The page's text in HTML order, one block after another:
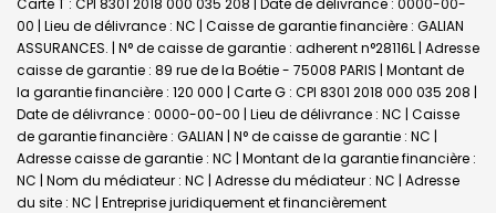
00 | Lieu de délivrance : NC | Caisse de garantie financière : GALIAN
ASSURANCES. | N° de caisse de garantie : adherent n°28116L | Adresse
caisse de garantie : 89 rue de la Boétie - 75008 PARIS | Montant de
la garantie financière : 120 000 | Carte G : CPI 8301 2018 000 035 208 |
Date de délivrance : 0000-00-00 | Lieu de délivrance : NC | Caisse
de garantie financière : GALIAN | N° de caisse de garantie : NC |
Adresse caisse de garantie : NC | Montant de la garantie financière :
NC | Nom du médiateur : NC | Adresse du médiateur : NC | Adresse
du site : NC | Entreprise juridiquement et financièrement